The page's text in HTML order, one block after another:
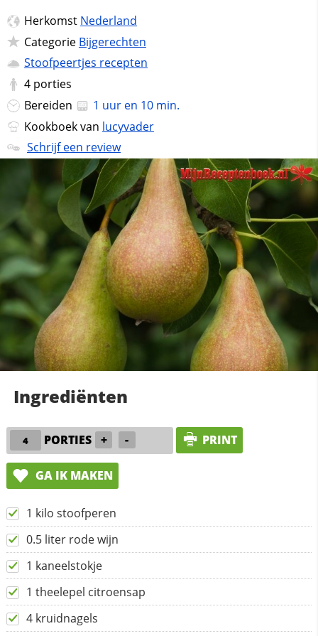
Herkomst Nederland
Categorie Bijgerechten
Stoofpeertjes recepten
4 porties
Bereiden
1 uur en 10 min.
Kookboek van lucyvader
Schrijf een review
Ingrediënten
PORTIES + - PRINT
GA IK MAKEN
1 kilo stoofperen
0.5 liter rode wijn
1 kaneelstokje
1 theelepel citroensap
4 kruidnagels